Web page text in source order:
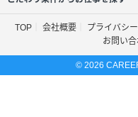
TOP 会社概要 プライバシ
お問い
© 2026